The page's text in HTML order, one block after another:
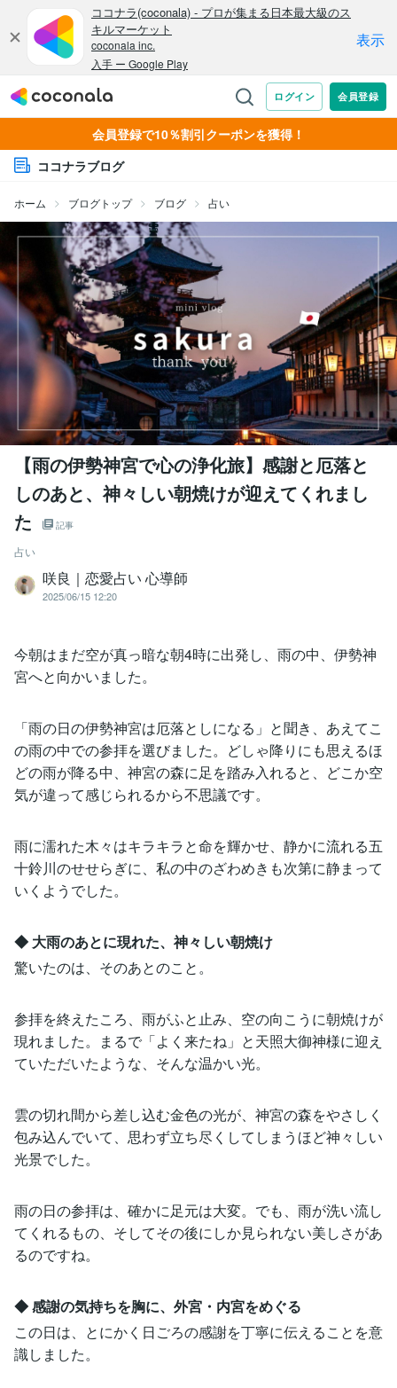
会員登録で10％割引クーポンを獲得！
ココナラブログ
ホーム ブログトップ ブログ 占い
【雨の伊勢神宮で心の浄化旅】感謝と厄落と
しのあと、神々しい朝焼けが迎えてくれまし
た
記事
占い
咲良｜恋愛占い 心導師
2025/06/15 12:20
今朝はまだ空が真っ暗な朝4時に出発し、雨の中、伊勢神
宮へと向かいました。
「雨の日の伊勢神宮は厄落としになる」と聞き、あえてこ
の雨の中での参拝を選びました。どしゃ降りにも思えるほ
どの雨が降る中、神宮の森に足を踏み入れると、どこか空
気が違って感じられるから不思議です。
雨に濡れた木々はキラキラと命を輝かせ、静かに流れる五
十鈴川のせせらぎに、私の中のざわめきも次第に静まって
いくようでした。
◆ 大雨のあとに現れた、神々しい朝焼け
驚いたのは、そのあとのこと。
参拝を終えたころ、雨がふと止み、空の向こうに朝焼けが
現れました。まるで「よく来たね」と天照大御神様に迎え
ていただいたような、そんな温かい光。
雲の切れ間から差し込む金色の光が、神宮の森をやさしく
包み込んでいて、思わず立ち尽くしてしまうほど神々しい
光景でした。
雨の日の参拝は、確かに足元は大変。でも、雨が洗い流し
てくれるもの、そしてその後にしか見られない美しさがあ
るのですね。
◆ 感謝の気持ちを胸に、外宮・内宮をめぐる
この日は、とにかく日ごろの感謝を丁寧に伝えることを意
識しました。